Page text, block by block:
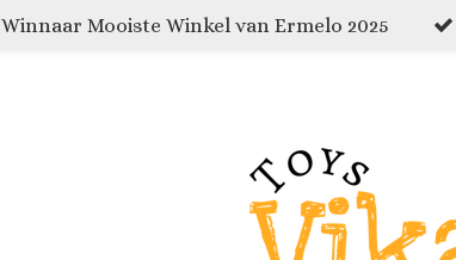
Winnaar Mooiste Winkel van Ermelo 2025